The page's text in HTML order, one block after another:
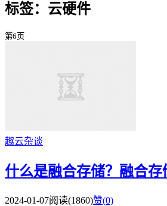
标签：云硬件
第6页
趣云杂谈
什么是融合存储？融合存
2024-01-07阅读(1860)赞(0)